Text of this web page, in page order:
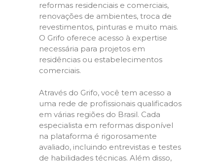
reformas residenciais e comerciais,
renovações de ambientes, troca de
revestimentos, pinturas e muito mais.
O Grifo oferece acesso à expertise
necessária para projetos em
residências ou estabelecimentos
comerciais.
Através do Grifo, você tem acesso a
uma rede de profissionais qualificados
em várias regiões do Brasil. Cada
especialista em reformas disponível
na plataforma é rigorosamente
avaliado, incluindo entrevistas e testes
de habilidades técnicas. Além disso,